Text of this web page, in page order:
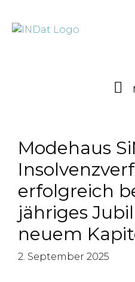
Modehaus
erfolgreich
jähriges
neuem
2. September 2025